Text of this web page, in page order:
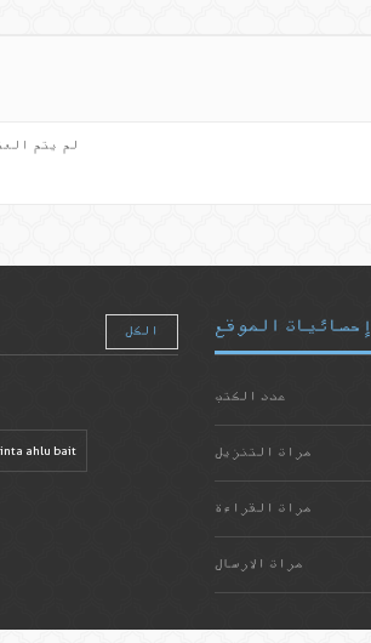
لم يتم
الكل
ahlu bait
إحصائيات الموقع
عدد الكتب
مرات التنزيل
مرات القراءة
مرات الارسال